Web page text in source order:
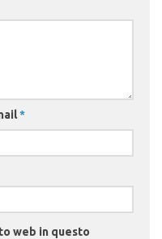
*
web in questo